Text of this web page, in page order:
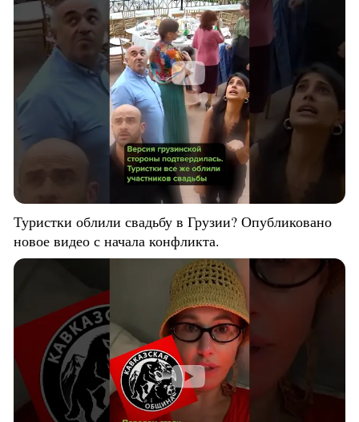
Туристки облили свадьбу в Грузии? Опубликовано
новое видео с начала конфликта.